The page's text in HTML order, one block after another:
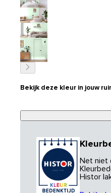
Bekijk deze kleur in jouw
Net niet
Histor